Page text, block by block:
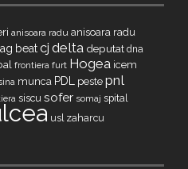
anisoara radu anisoara radu
beatcj delta deputat dna
frontiera furt Hogea icem
munca PDL peste pnl
siscu sofer somaj spital
usl zaharcu